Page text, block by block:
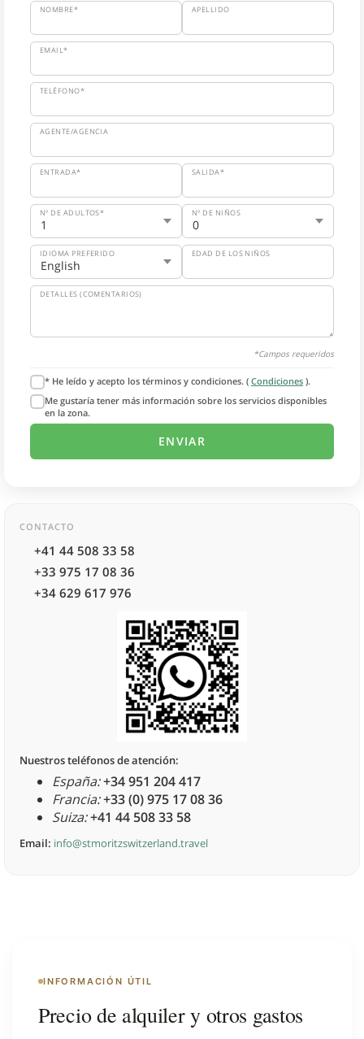
NOMBRE* APELLIDO
EMAIL*
TELÉFONO*
AGENTE/AGENCIA
ENTRADA* SALIDA*
Nº DE ADULTOS* Nº DE NIÑOS
IDIOMA PREFERIDO EDAD DE LOS NIÑOS
DETALLES (COMENTARIOS)
*Campos requeridos
* He leído y acepto los términos y condiciones. ( Condiciones ).
Me gustaría tener más información sobre los servicios disponibles
en la zona.
CONTACTO
+41 44 508 33 58
+33 975 17 08 36
+34 629 617 976
Nuestros teléfonos de atención:
España:+34 951 204 417
Francia:+33 (0) 975 17 08 36
Suiza:+41 44 508 33 58
Email: info@stmoritzswitzerland.travel
INFORMACIÓN ÚTIL
Precio de alquiler y otros gastos